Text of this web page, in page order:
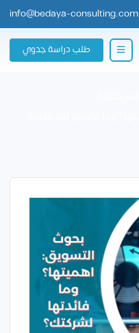
info@bedaya-consulting.com
طلب دراسة جدوي